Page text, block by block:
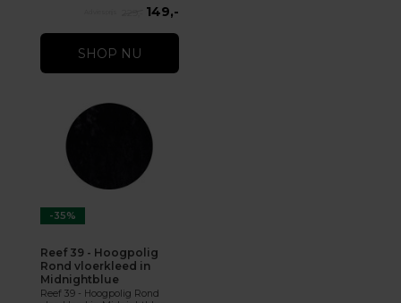
149,-
SHOP NU
-35%
Reef 39 - Hoogpolig
Rond vloerkleed in
Midnightblue
Reef 39 - Hoogpolig Rond